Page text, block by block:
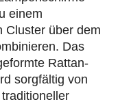
einem
Cluster über dem
Das
Rattan-
sorgfältig von